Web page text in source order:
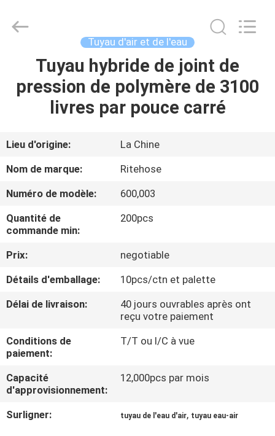
MAISON
VIDÉOS
À
PROPOS
DE
VISITE
L'USINE
CONTRÔLE
DE
Machinery
Tuyau d'air et de l'eau
Tuyau hybride de joint de
pression de polymère de 3100
livres par pouce carré
Lieu d'origine:
La Chine
Nom de marque:
Ritehose
Numéro de modèle:
600,003
Quantité de
commande min:
200pcs
Prix:
negotiable
Détails d'emballage:
10pcs/ctn et palette
Délai de livraison:
40 jours ouvrables après ont
reçu votre paiement
Conditions de
paiement:
T/T ou l/C à vue
Capacité
d'approvisionnement:
12,000pcs par mois
Surligner: tuyau de l'eau d'air, tuyau eau-air